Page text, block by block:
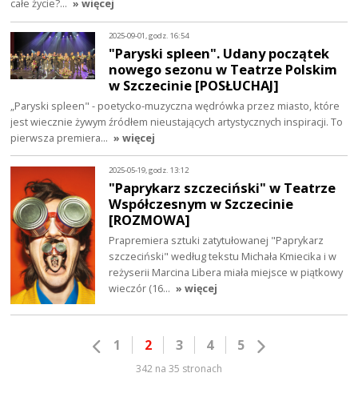
całe życie?… » więcej
2025-09-01, godz. 16:54
"Paryski spleen". Udany początek
nowego sezonu w Teatrze Polskim
w Szczecinie [POSŁUCHAJ]
„Paryski spleen" - poetycko-muzyczna wędrówka przez miasto, które
jest wiecznie żywym źródłem nieustających artystycznych inspiracji. To
pierwsza premiera… » więcej
2025-05-19, godz. 13:12
"Paprykarz szczeciński" w Teatrze
Współczesnym w Szczecinie
[ROZMOWA]
Prapremiera sztuki zatytułowanej "Paprykarz
szczeciński" według tekstu Michała Kmiecika i w
reżyserii Marcina Libera miała miejsce w piątkowy
wieczór (16… » więcej
1 2 3 4 5
342 na 35 stronach